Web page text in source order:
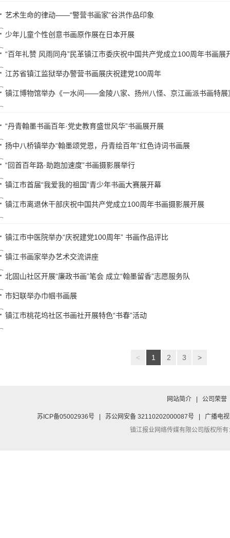
艺术生命的律动——“警营书画家”谷洪作品印象
少年儿童个性创意书画原作展在日本开展
“百年礼赞 风雨同舟”民革镇江市委庆祝中国共产党成立100周年书画展
江苏省镇江监狱举办警营书画展庆祝建党100周年
镇江博物馆举办《一水间——金陵八家、扬州八怪、京江画派书画特展
“丹青翰墨书画百年·党史教育盛世风华”书画展开展
扬中八桥镇举办“翰墨颂党恩，丹青绘百年”红色诗词书画展
“回首百年路·助跑加速度”书画摄影展举行
镇江市首届“我爱我的祖国”青少年书画大赛展开幕
镇江市离退休干部庆祝中国共产党成立100周年书画摄影展开展
镇江市中医院举办“庆祝建党100周年” 书画作品评比
镇江书画家举办艺术交流讲座
北固山社区开展“廉政书画”笔会 成立“翰墨留香”志愿服务队
市妇联举办巾帼书画展
镇江市桃花坞社区书画社开展特色“书春”活动
< 1 2 3 >
网站简介 公司荣誉
苏ICP备05002936号 苏公网安备 32110202000087号
广播电
镇江报业网络传媒有限公司版权所